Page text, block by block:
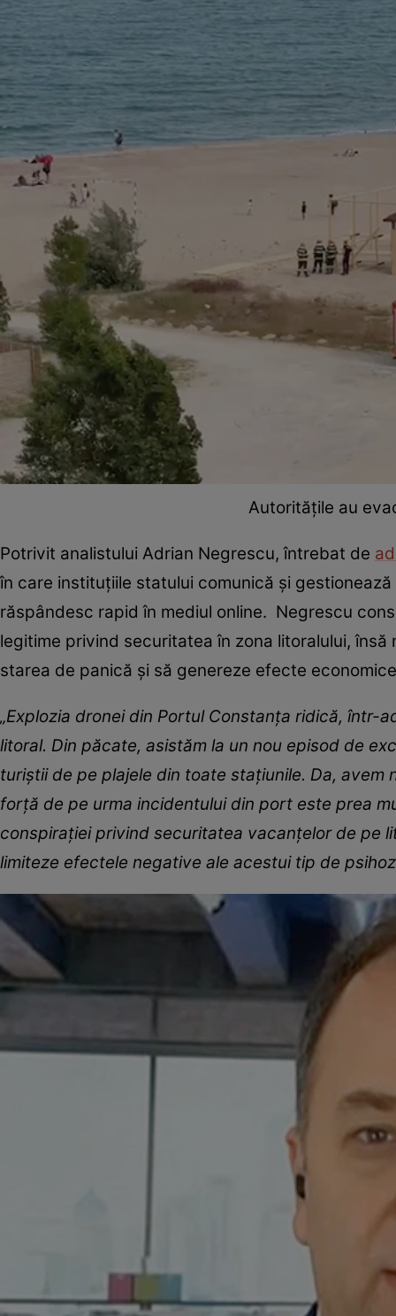
Autoritățile au
Potrivit analistului Adrian Negrescu, întrebat de
în care instituţiile statului comunică şi
răspândesc rapid în mediul online. Negrescu
legitime privind securitatea în zona litoralului,
starea de panică şi să genereze efecte
„Explozia dronei din Portul Constanţa ridică, într-
litoral. Din păcate, asistăm la un nou episod de
turiştii de pe plajele din toate staţiunile. Da,
forţă de pe urma incidentului din port este prea
conspiraţiei privind securitatea vacanţelor de pe
limiteze efectele negative ale acestui tip de